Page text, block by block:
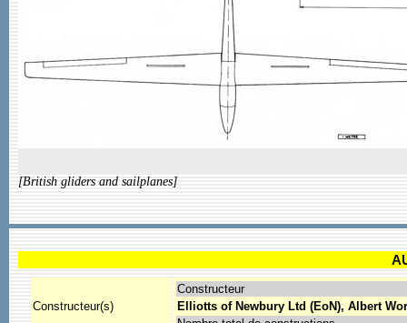
[British gliders and sailplanes]
Constructeur(s)
Constructeur
Elliotts of Newbury Ltd (EoN), Albert